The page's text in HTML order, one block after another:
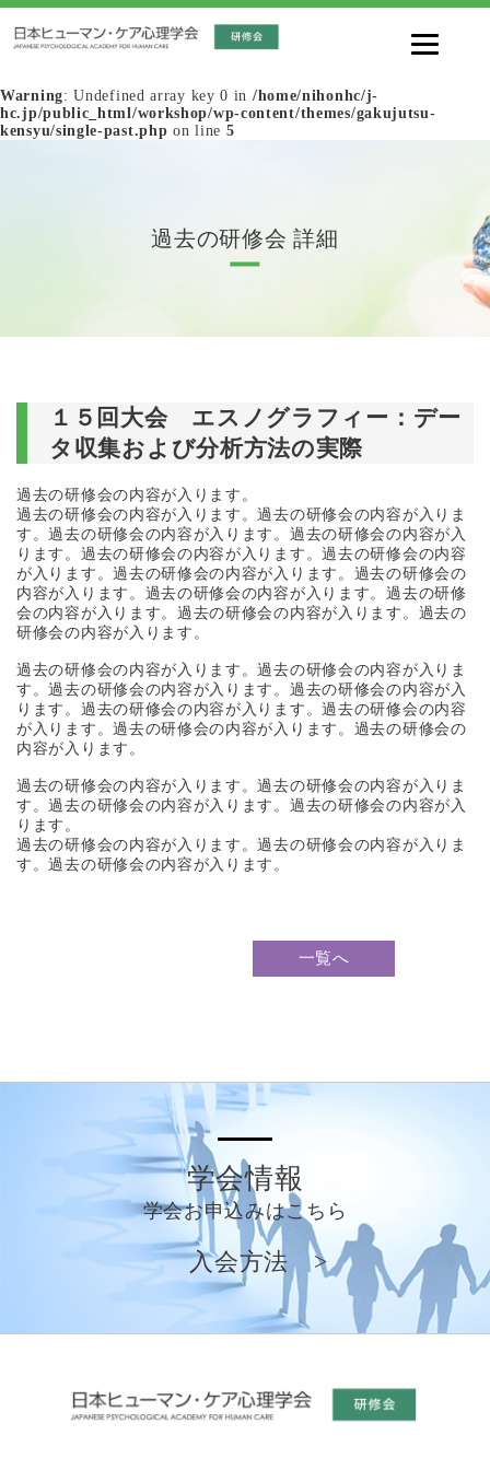
Warning: Undefined array key 0 in /home/nihonhc/j-
hc.jp/public_html/workshop/wp-content/themes/gakujutsu-
kensyu/single-past.php on line 5
過去の研修会 詳細
１５回大会 エスノグラフィー：デー
タ収集および分析方法の実際
過去の研修会の内容が入ります。
過去の研修会の内容が入ります。過去の研修会の内容が入りま
す。過去の研修会の内容が入ります。過去の研修会の内容が入
ります。過去の研修会の内容が入ります。過去の研修会の内容
が入ります。過去の研修会の内容が入ります。過去の研修会の
内容が入ります。過去の研修会の内容が入ります。過去の研修
会の内容が入ります。過去の研修会の内容が入ります。過去の
研修会の内容が入ります。
過去の研修会の内容が入ります。過去の研修会の内容が入りま
す。過去の研修会の内容が入ります。過去の研修会の内容が入
ります。過去の研修会の内容が入ります。過去の研修会の内容
が入ります。過去の研修会の内容が入ります。過去の研修会の
内容が入ります。
過去の研修会の内容が入ります。過去の研修会の内容が入りま
す。過去の研修会の内容が入ります。過去の研修会の内容が入
ります。
過去の研修会の内容が入ります。過去の研修会の内容が入りま
す。過去の研修会の内容が入ります。
一覧へ
学会情報
学会お申込みはこちら
入会方法 >